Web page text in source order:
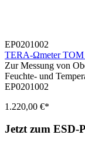
EP0201002
TERA-Ωmeter TOM
Zur Messung von
Feuchte- und
EP0201002
1.220,00 €*
Jetzt zum ESD-